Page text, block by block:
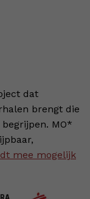
dat
brengt die
MO*
mee mogelijk